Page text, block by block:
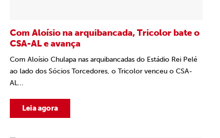
Com Aloísio na arquibancada, Tricolor bate o
CSA-AL e avança
Com Aloísio Chulapa nas arquibancadas do Estádio Rei Pelé
ao lado dos Sócios Torcedores, o Tricolor venceu o CSA-
AL...
Leia agora